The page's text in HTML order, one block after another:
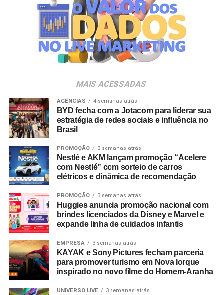
em parceria com a Storymakers e a Cross Networking,
empresas pertencentes ao ecossistema da Holding
Clube. O projeto criativo mantém a assinatura “Brasil na
Veia”, conceito focado na valorização da cultura nacional,
da música e da hospitalidade carioca.
no canal oficial da Ticketmaster, com lote inicial a partir
de R$ 3.950,00. As demais atualizações e atrações do
evento serão divulgadas nos canais oficiais do camarote
nos próximos meses.
MAIS ACESSADAS
AGÊNCIAS 4 semanas atrás
BYD fecha com a Jotacom para liderar sua
estratégia de redes sociais e influência no
Brasil
PROMOÇÃO 3 semanas atrás
Nestlé e AKM lançam promoção “Acelere
com Nestlé” com sorteio de carros
elétricos e dinâmica de recomendação
PROMOÇÃO 3 semanas atrás
Huggies anuncia promoção nacional com
brindes licenciados da Disney e Marvel e
expande linha de cuidados infantis
EMPRESA 3 semanas atrás
KAYAK e Sony Pictures fecham parceria
para promover turismo em Nova Iorque
inspirado no novo filme do Homem-Aranha
UNIVERSO LIVE 3 semanas atrás